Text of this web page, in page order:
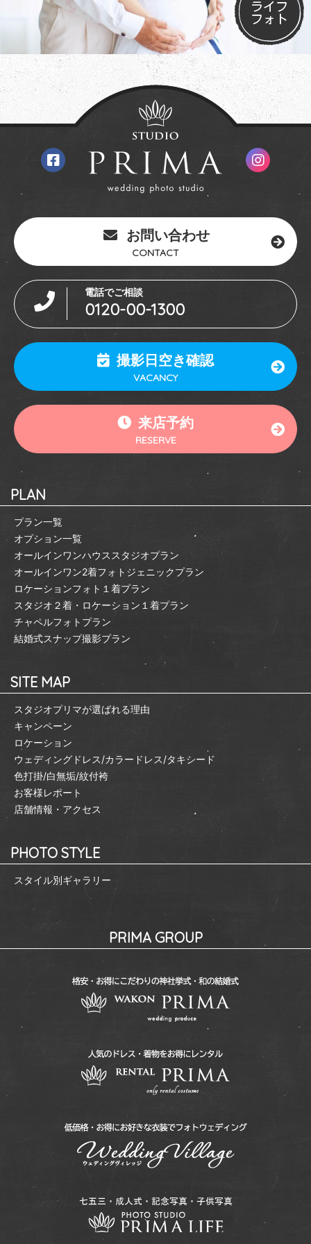
ライフ
フォト
お問い合わせ
CONTACT
電話でご相談
0120-00-1300
撮影日空き確認
VACANCY
来店予約
RESERVE
PLAN
プラン一覧
オプション一覧
オールインワンハウススタジオプラン
オールインワン2着フォトジェニックプラン
ロケーションフォト１着プラン
スタジオ２着・ロケーション１着プラン
チャペルフォトプラン
結婚式スナップ撮影プラン
SITE MAP
スタジオプリマが選ばれる理由
キャンペーン
ロケーション
ウェディングドレス/カラードレス/タキシード
色打掛/白無垢/紋付袴
お客様レポート
店舗情報・アクセス
PHOTO STYLE
スタイル別ギャラリー
PRIMA GROUP